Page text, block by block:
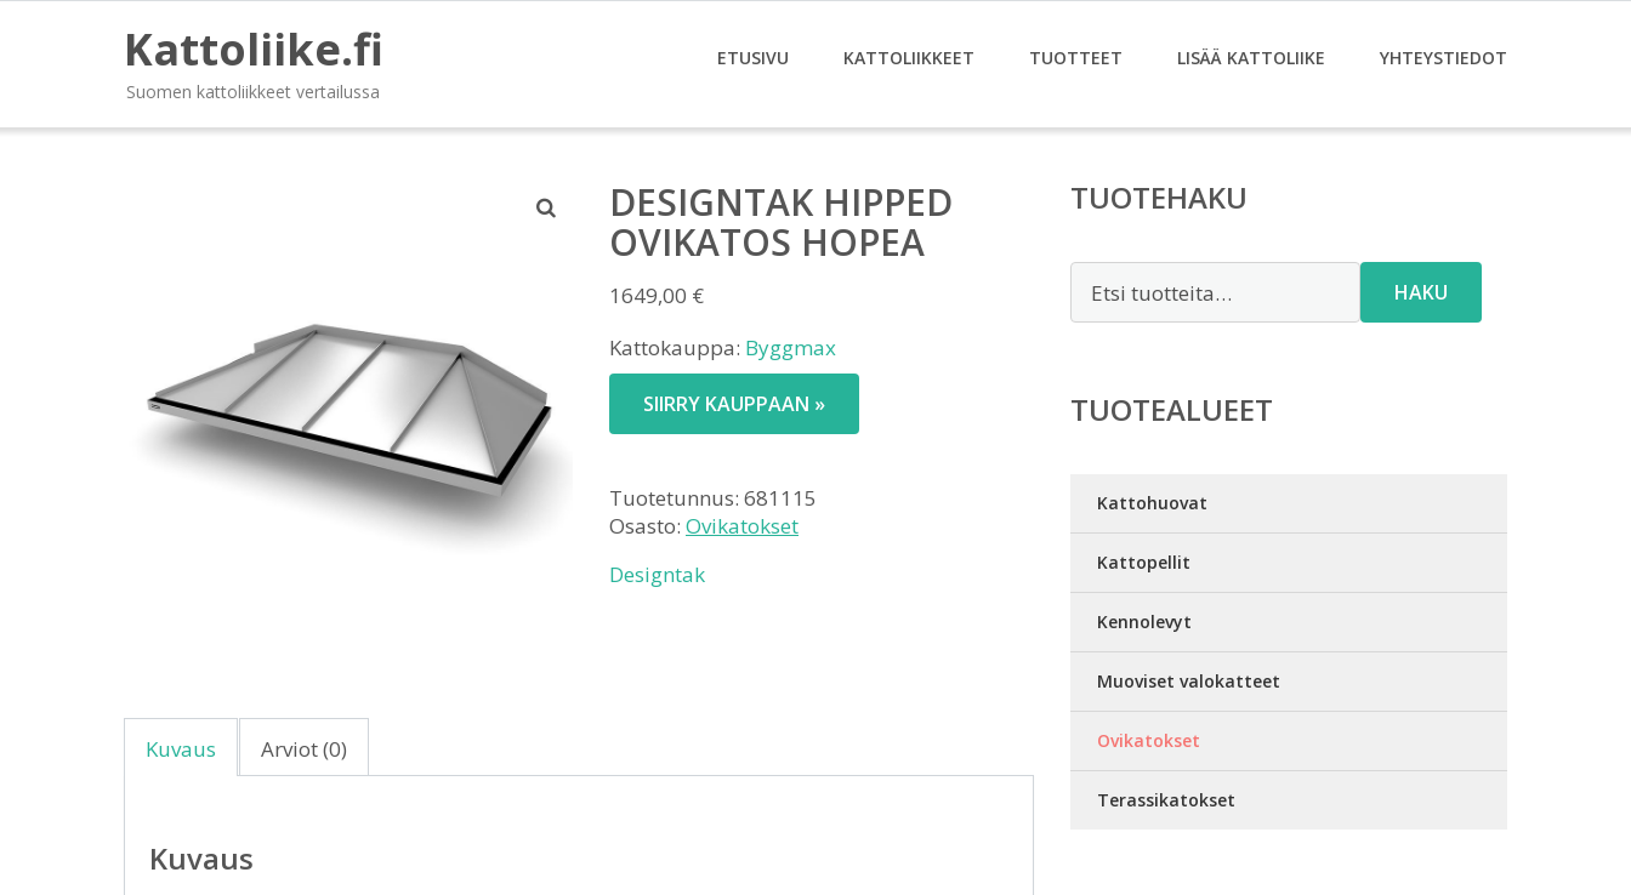
Kattoliike.fi
Suomen kattoliikkeet vertailussa
ETUSIVU KATTOLIIKKEET TUOTTEET LISÄÄ KATTOLIIKE YHTEYSTIEDOT
DESIGNTAK HIPPED
OVIKATOS HOPEA
1649,00 €
Kattokauppa: Byggmax
SIIRRY KAUPPAAN »
Tuotetunnus: 681115
Osasto: Ovikatokset
Designtak
Kuvaus Arviot (0)
Kuvaus
TUOTEHAKU
HAKU
TUOTEALUEET
Kattohuovat
Kattopellit
Kennolevyt
Muoviset valokatteet
Ovikatokset
Terassikatokset